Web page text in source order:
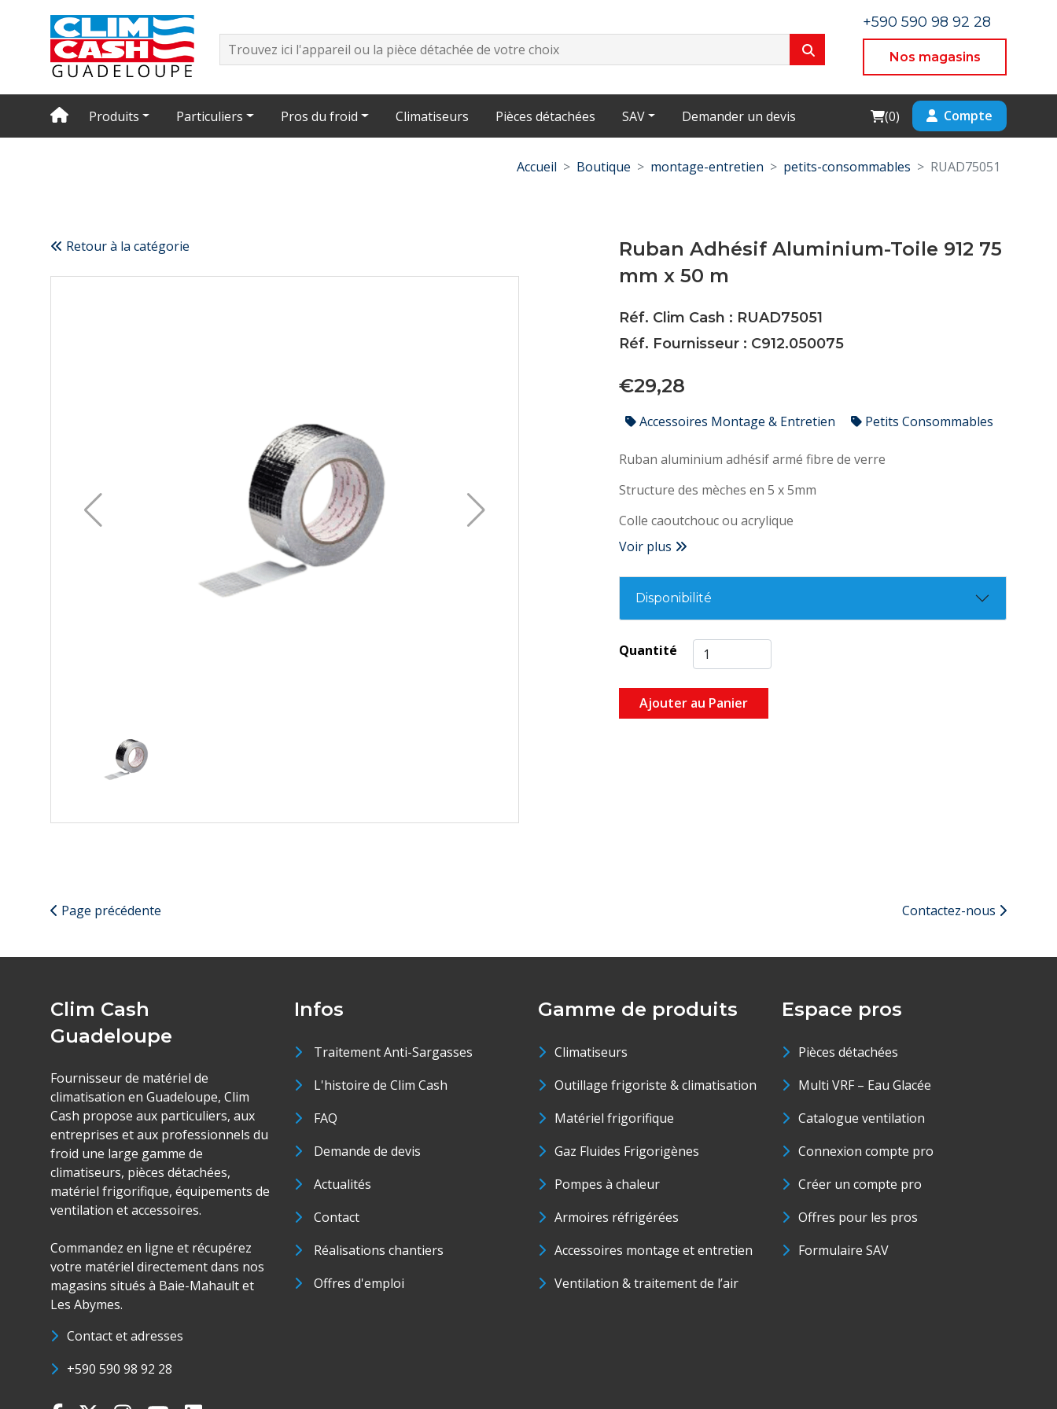
+590 590 98 92 28
Nos magasins
Produits Particuliers Pros du froid Climatiseurs Pièces détachées SAV Demander un devis Cart
(0) Compte
Accueil Boutique montage-entretien petits-consommables RUAD75051
Retour à la catégorie
Ruban Adhésif Aluminium-Toile 912 75
mm x 50 m
Réf. Clim Cash : RUAD75051
Réf. Fournisseur : C912.050075
€29,28
Accessoires Montage & Entretien Petits Consommables
Ruban aluminium adhésif armé fibre de verre
Structure des mèches en 5 x 5mm
Colle caoutchouc ou acrylique
Voir plus
Disponibilité
Quantité
Ajouter au Panier
Page précédente Contactez-nous
Clim Cash
Guadeloupe
Fournisseur de matériel de
climatisation en Guadeloupe, Clim
Cash propose aux particuliers, aux
entreprises et aux professionnels du
froid une large gamme de
climatiseurs, pièces détachées,
matériel frigorifique, équipements de
ventilation et accessoires.
Commandez en ligne et récupérez
votre matériel directement dans nos
magasins situés à Baie-Mahault et
Les Abymes.
Contact et adresses
+590 590 98 92 28
Infos
Traitement Anti-Sargasses
L'histoire de Clim Cash
FAQ
Demande de devis
Actualités
Contact
Réalisations chantiers
Offres d'emploi
Gamme de produits
Climatiseurs
Outillage frigoriste & climatisation
Matériel frigorifique
Gaz Fluides Frigorigènes
Pompes à chaleur
Armoires réfrigérées
Accessoires montage et entretien
Ventilation & traitement de l’air
Espace pros
Pièces détachées
Multi VRF – Eau Glacée
Catalogue ventilation
Connexion compte pro
Créer un compte pro
Offres pour les pros
Formulaire SAV